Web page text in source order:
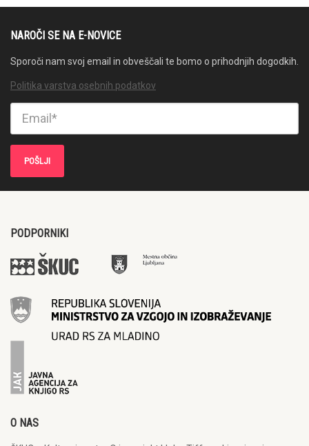
NAROČI SE NA E-NOVICE
Sporoči nam svoj email in obveščali te bomo o prihodnjih dogodkih.
Politika varstva osebnih podatkov
PODPORNIKI
O NAS